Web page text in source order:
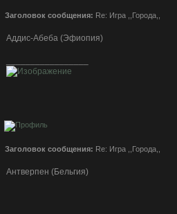
Заголовок сообщения: Re: Игра ,,Города,,
Аддис-Абеба (Эфиопия)
Заголовок сообщения: Re: Игра ,,Города,,
Антверпен (Бельгия)